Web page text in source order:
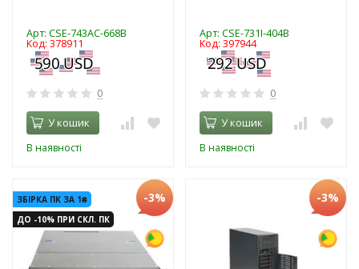
Арт: CSE-743AC-668B
Код: 378911
0
У кошик
В наявності
Арт: CSE-731I-404B
Код: 397944
0
У кошик
В наявності
ЗБІРКА ПК ЗА 1₴
ДО -10% ПРИ СКЛ. ПК
-3% -3%